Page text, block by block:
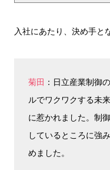
入社にあたり、決め手と
菊田 ：日立産業制御
ルでワクワクする未
に惹かれました。制
しているところに強
めました。